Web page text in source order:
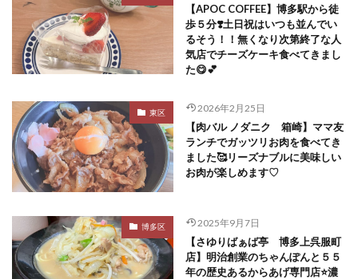
【APOC COFFEE】博多駅から徒
歩５分❣️土日祝はいつも並んでい
るそう！！無くなり次第終了な人
気店でチーズケーキ食べてきまし
た😋💕
東区 2026年2月25日
【肉バル ノダニク 箱崎】ママ友
ランチでガッツリお肉を食べてき
ました🥰リーズナブルに美味しい
お肉が楽しめます♡
博多区 2025年9月7日
【さゆりばぁば亭 博多上呉服町
店】明治創業のちゃんぽんと５５
年の歴史あるからあげ専門店⭐️濃